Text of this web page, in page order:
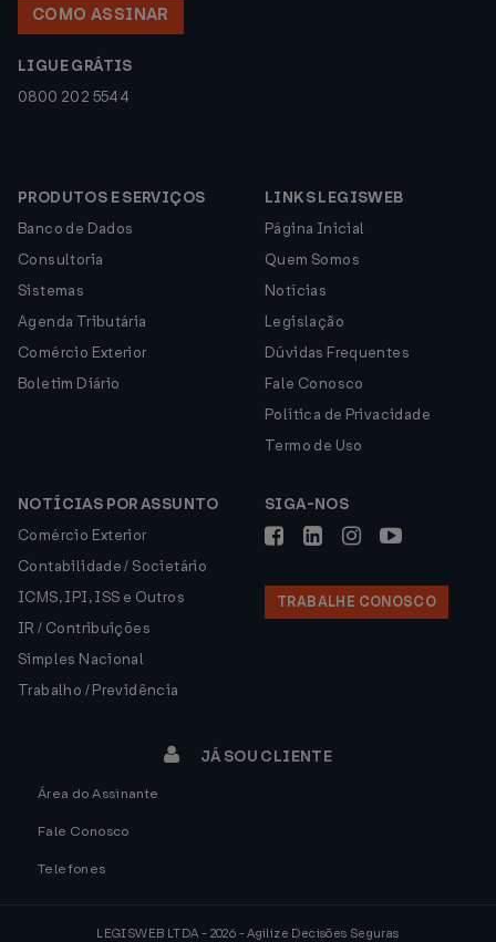
COMO ASSINAR
LIGUE GRÁTIS
0800 202 5544
PRODUTOS E SERVIÇOS
Banco de Dados
Consultoria
Sistemas
Agenda Tributária
Comércio Exterior
Boletim Diário
LINKS LEGISWEB
Página Inicial
Quem Somos
Notícias
Legislação
Dúvidas Frequentes
Fale Conosco
Política de Privacidade
Termo de Uso
NOTÍCIAS POR ASSUNTO
Comércio Exterior
Contabilidade / Societário
ICMS, IPI, ISS e Outros
IR / Contribuições
Simples Nacional
Trabalho / Previdência
SIGA-NOS
TRABALHE CONOSCO
JÁ SOU CLIENTE
Área do Assinante
Fale Conosco
Telefones
LEGISWEB LTDA - 2026 - Agilize Decisões Seguras